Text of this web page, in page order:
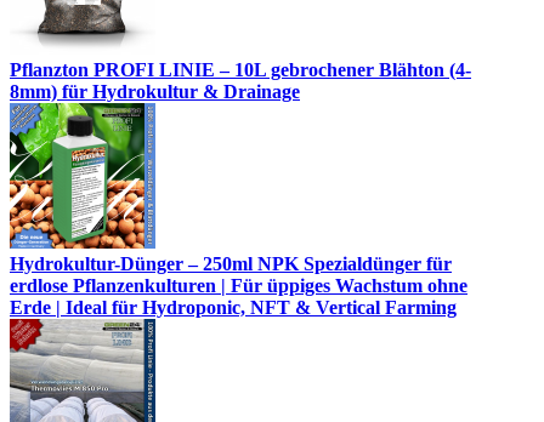
Pflanzton PROFI LINIE – 10L gebrochener Blähton (4-
8mm) für Hydrokultur & Drainage
Hydrokultur-Dünger – 250ml NPK Spezialdünger für
erdlose Pflanzenkulturen | Für üppiges Wachstum ohne
Erde | Ideal für Hydroponic, NFT & Vertical Farming